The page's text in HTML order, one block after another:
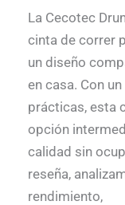
La Cecotec
cinta de correr
un diseño
en casa. Con
prácticas, esta
opción
calidad sin
reseña,
rendimiento,